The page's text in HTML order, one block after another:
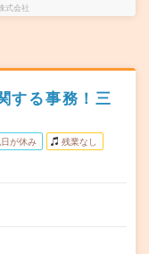
式会社
する事務！三
が休み 残業なし